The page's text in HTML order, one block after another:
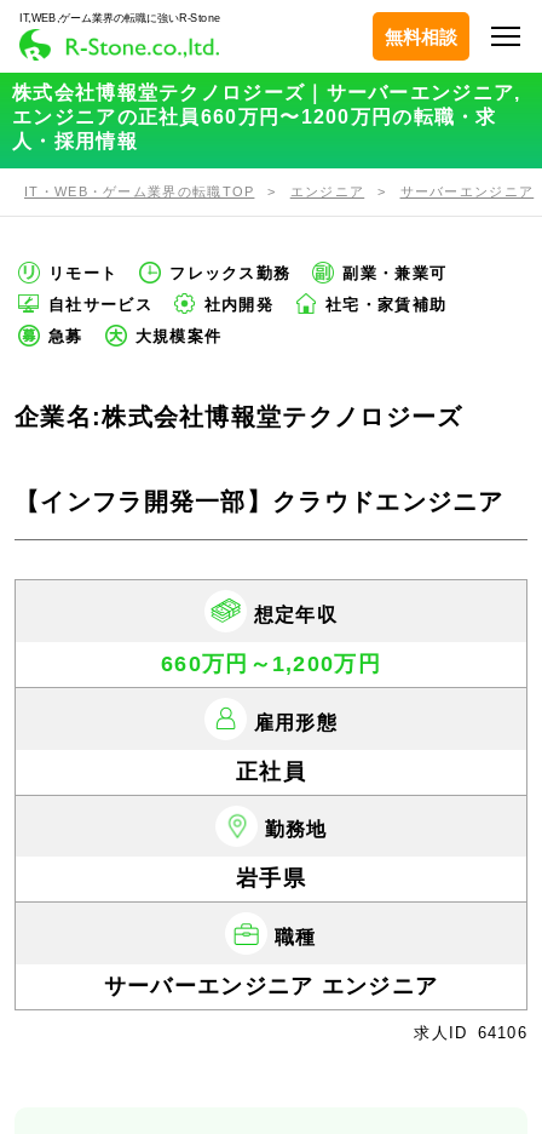
IT,WEB,ゲーム業界の転職に強いR-Stone
無料相談
株式会社博報堂テクノロジーズ｜サーバーエンジニア,
エンジニアの正社員660万円〜1200万円の転職・求
人・採用情報
IT・WEB・ゲーム業界の転職TOP エンジニア サーバーエンジニア
リモート フレックス勤務
副業・兼業可
自社サービス
社内開発
社宅・家賃補助
急募
大規模案件
企業名:株式会社博報堂テクノロジーズ
【インフラ開発一部】クラウドエンジニア
想定年収
660万円～1,200万円
雇用形態
正社員
勤務地
岩手県
職種
サーバーエンジニア エンジニア
求人ID 64106